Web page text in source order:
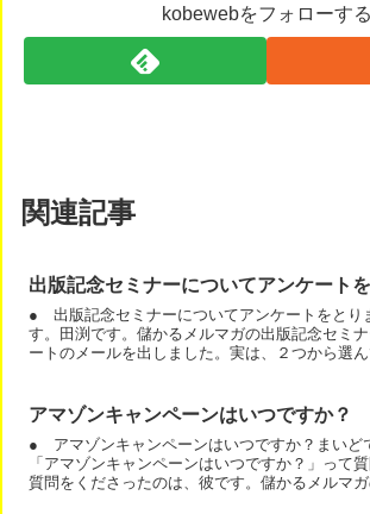
kobewebをフォローする
関連記事
出版記念セミナーについてアンケートを
● 出版記念セミナーについてアンケートをとり
す。田渕です。儲かるメルマガの出版記念セミ
ートのメールを出しました。実は、２つから選ん
アマゾンキャンペーンはいつですか？
● アマゾンキャンペーンはいつですか？まいど
「アマゾンキャンペーンはいつですか？」って
質問をくださったのは、彼です。儲かるメルマガ